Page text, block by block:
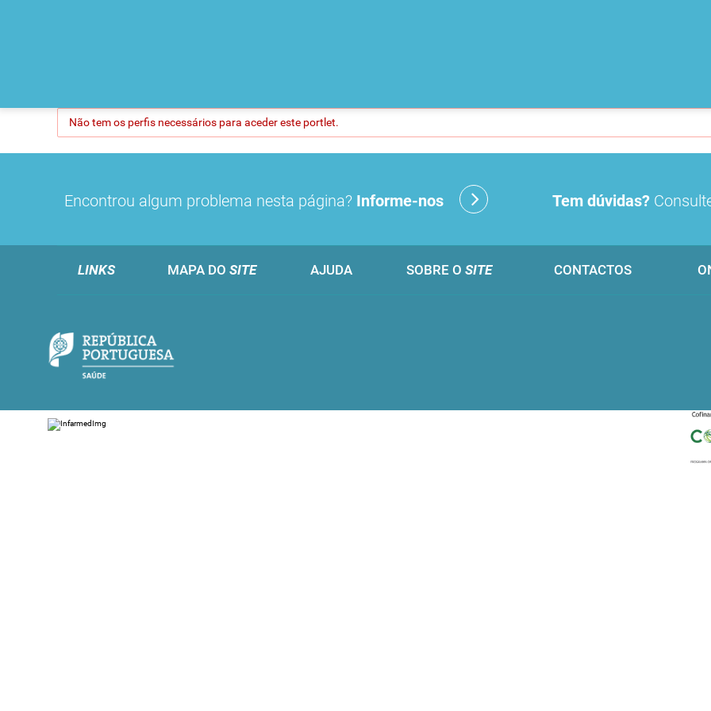
Não tem os perfis necessários para aceder este portlet.
Encontrou algum problema nesta página? Informe-nos Tem dúvidas?
LINKS MAPA DO SITE AJUDA SOBRE O SITE CONTACTOS